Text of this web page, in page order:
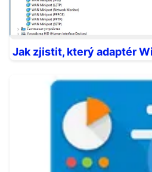
Jak zjistit, který adaptér